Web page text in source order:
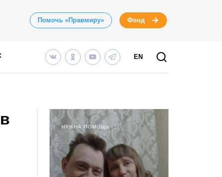
Помочь «Правмиру» Фонд
EN
НУЖНА ПОМОЩЬ